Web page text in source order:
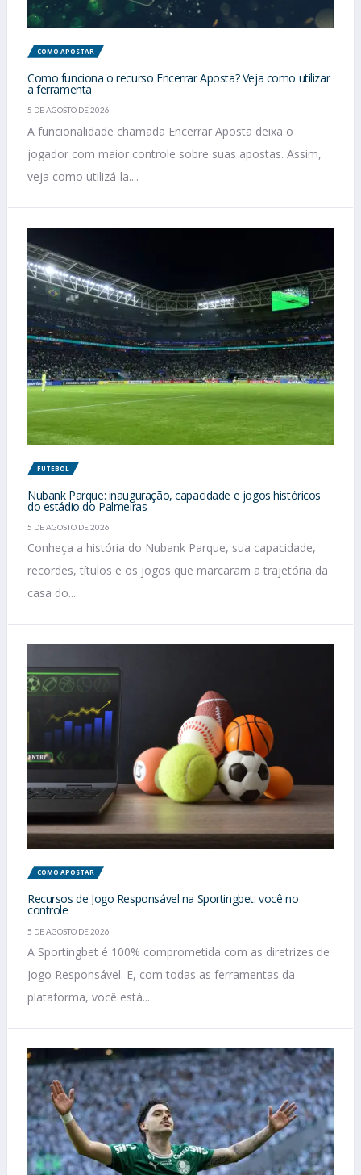
COMO APOSTAR
Como funciona o recurso Encerrar Aposta? Veja como utilizar
a ferramenta
5 DE AGOSTO DE 2026
A funcionalidade chamada Encerrar Aposta deixa o
jogador com maior controle sobre suas apostas. Assim,
veja como utilizá-la....
FUTEBOL
Nubank Parque: inauguração, capacidade e jogos históricos
do estádio do Palmeiras
5 DE AGOSTO DE 2026
Conheça a história do Nubank Parque, sua capacidade,
recordes, títulos e os jogos que marcaram a trajetória da
casa do...
COMO APOSTAR
Recursos de Jogo Responsável na Sportingbet: você no
controle
5 DE AGOSTO DE 2026
A Sportingbet é 100% comprometida com as diretrizes de
Jogo Responsável. E, com todas as ferramentas da
plataforma, você está...